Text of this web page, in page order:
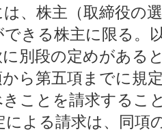
、株主（取締役の
きる株主に限る。
に別段の定めがある
ら第五項までに規
ことを請求するこ
よる請求は、同項